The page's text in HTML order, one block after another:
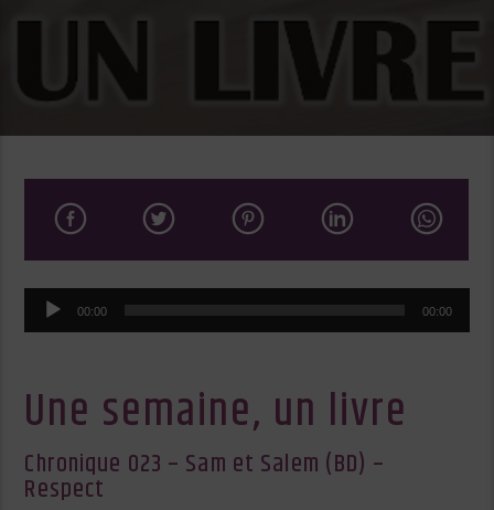
Lecteur
audio
00:00 00:00
Une semaine, un livre
Chronique 023 – Sam et Salem (BD) –
Respect